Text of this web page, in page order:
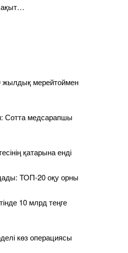
жылдық мерейтоймен
Сотта медсарапшы
қатарына енді
ТОП-20 оқу орны
10 млрд теңге
көз операциясы